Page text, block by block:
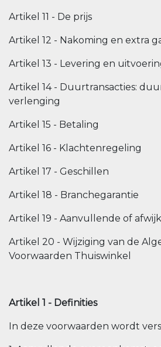
Artikel 11 - De prijs
Artikel 12 - Nakoming en extra
Artikel 13 - Levering en
Artikel 14 - Duurtransacties:
verlenging
Artikel 15 - Betaling
Artikel 16 - Klachtenregeling
Artikel 17 - Geschillen
Artikel 18 - Branchegarantie
Artikel 19 - Aanvullende of
Artikel 20 - Wijziging van de
Voorwaarden Thuiswinkel
Artikel 1 - Definities
In deze voorwaarden wordt